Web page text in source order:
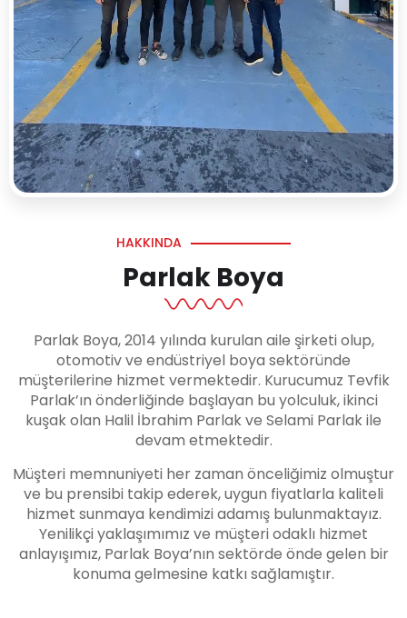
HAKKINDA
Parlak Boya
Parlak Boya, 2014 yılında kurulan aile şirketi olup,
otomotiv ve endüstriyel boya sektöründe
müşterilerine hizmet vermektedir. Kurucumuz Tevfik
Parlak’ın önderliğinde başlayan bu yolculuk, ikinci
kuşak olan Halil İbrahim Parlak ve Selami Parlak ile
devam etmektedir.
Müşteri memnuniyeti her zaman önceliğimiz olmuştur
ve bu prensibi takip ederek, uygun fiyatlarla kaliteli
hizmet sunmaya kendimizi adamış bulunmaktayız.
Yenilikçi yaklaşımımız ve müşteri odaklı hizmet
anlayışımız, Parlak Boya’nın sektörde önde gelen bir
konuma gelmesine katkı sağlamıştır.